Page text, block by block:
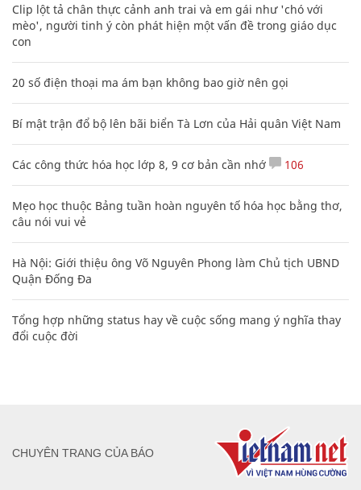
Clip lột tả chân thực cảnh anh trai và em gái như 'chó với
mèo', người tinh ý còn phát hiện một vấn đề trong giáo dục
con
20 số điện thoại ma ám bạn không bao giờ nên gọi
Bí mật trận đổ bộ lên bãi biển Tà Lơn của Hải quân Việt Nam
Các công thức hóa học lớp 8, 9 cơ bản cần nhớ 106
Mẹo học thuộc Bảng tuần hoàn nguyên tố hóa học bằng thơ,
câu nói vui vẻ
Hà Nội: Giới thiệu ông Võ Nguyên Phong làm Chủ tịch UBND
Quận Đống Đa
Tổng hợp những status hay về cuộc sống mang ý nghĩa thay
đổi cuộc đời
CHUYÊN TRANG CỦA BÁO